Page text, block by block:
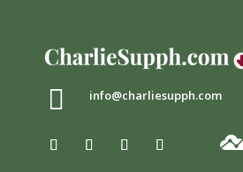
 info@charliesupph.com